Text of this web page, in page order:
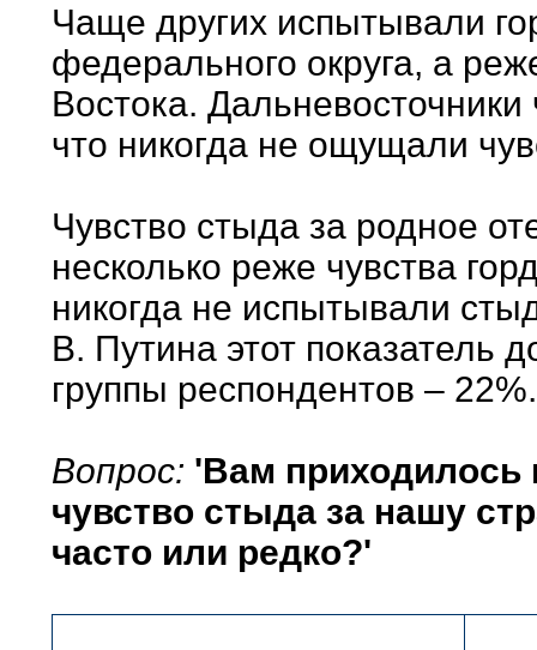
Чаще других испытывали
федерального округа, а
Востока.
что никогда не ощущали
Чувство стыда за родное
несколько реже чувства
никогда не испытывали
В. Путина этот показатель
группы респондентов – 22%.
Вопрос: 'Вам приходилось
чувство стыда за нашу
часто или редко?'